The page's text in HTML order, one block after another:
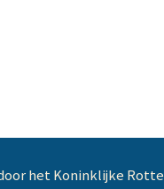
het Koninklijke